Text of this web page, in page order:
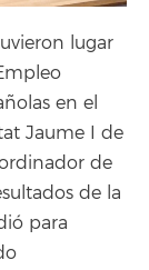
lugar
en el
Jaume I de
de
de la
para